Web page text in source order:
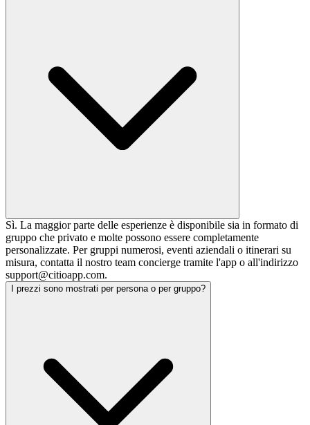
Sì. La maggior parte delle esperienze è disponibile sia in formato di
gruppo che privato e molte possono essere completamente
personalizzate. Per gruppi numerosi, eventi aziendali o itinerari su
misura, contatta il nostro team concierge tramite l'app o all'indirizzo
support@citioapp.com.
I prezzi sono mostrati per persona o per gruppo?